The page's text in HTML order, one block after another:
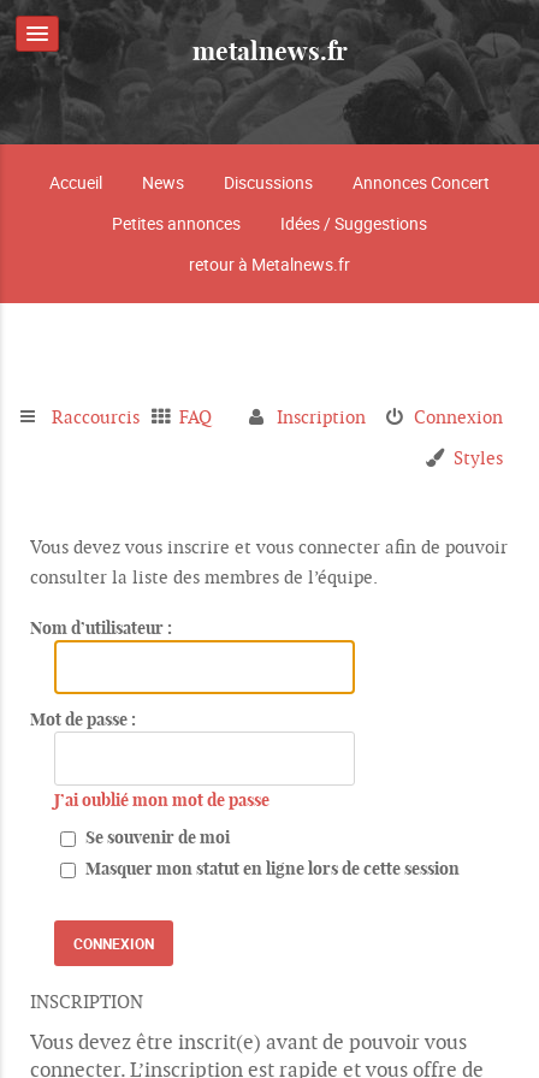
metalnews.fr
Accueil News Discussions
Annonces Concert
Petites annonces
Idées / Suggestions
retour à Metalnews.fr
Raccourcis FAQ Connexion
Inscription
Styles
Vous devez vous inscrire et vous connecter afin de pouvoir
consulter la liste des membres de l’équipe.
Nom d’utilisateur :
Mot de passe :
J’ai oublié mon mot de passe
Se souvenir de moi
Masquer mon statut en ligne lors de cette session
INSCRIPTION
Vous devez être inscrit(e) avant de pouvoir vous
connecter. L’inscription est rapide et vous offre de